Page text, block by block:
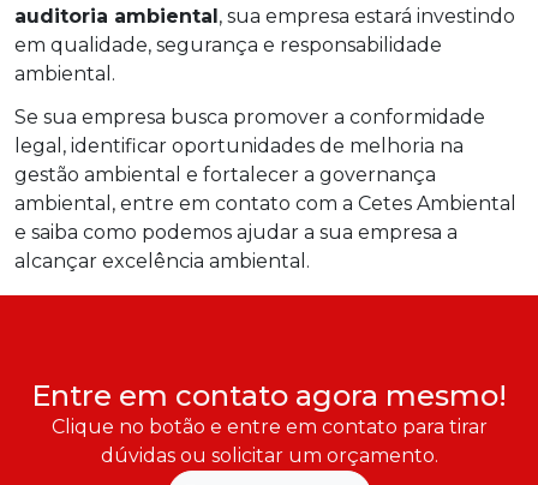
auditoria ambiental, sua empresa estará investindo
em qualidade, segurança e responsabilidade
ambiental.
Se sua empresa busca promover a conformidade
legal, identificar oportunidades de melhoria na
gestão ambiental e fortalecer a governança
ambiental, entre em contato com a Cetes Ambiental
e saiba como podemos ajudar a sua empresa a
alcançar excelência ambiental.
Entre em contato agora mesmo!
Clique no botão e entre em contato para tirar
dúvidas ou solicitar um orçamento.